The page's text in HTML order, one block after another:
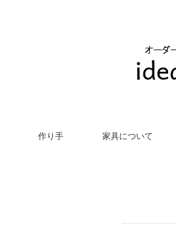
作り手 家具について